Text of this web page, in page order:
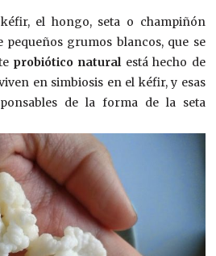
el hongo, seta o champiñón
grumos blancos, que se
probiótico natural está hecho de
en simbiosis en el kéfir, y esas
de la forma de la seta